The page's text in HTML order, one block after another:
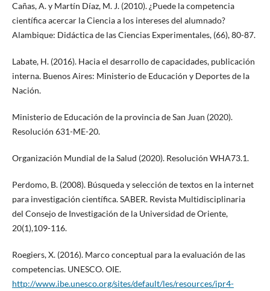
Cañas, A. y Martín Díaz, M. J. (2010). ¿Puede la competencia
científica acercar la Ciencia a los intereses del alumnado?
Alambique: Didáctica de las Ciencias Experimentales, (66), 80-87.
Labate, H. (2016). Hacia el desarrollo de capacidades, publicación
interna. Buenos Aires: Ministerio de Educación y Deportes de la
Nación.
Ministerio de Educación de la provincia de San Juan (2020).
Resolución 631-ME-20.
Organización Mundial de la Salud (2020). Resolución WHA73.1.
Perdomo, B. (2008). Búsqueda y selección de textos en la internet
para investigación científica. SABER. Revista Multidisciplinaria
del Consejo de Investigación de la Universidad de Oriente,
20(1),109-116.
Roegiers, X. (2016). Marco conceptual para la evaluación de las
competencias. UNESCO. OIE.
http://www.ibe.unesco.org/sites/default/les/resources/ipr4-